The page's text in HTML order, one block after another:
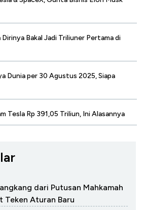
Bakal Jadi Triliuner Pertama di
Dunia per 30 Agustus 2025, Siapa
Tesla Rp 391,05 Triliun, Ini Alasannya
dari Putusan Mahkamah
Teken Aturan Baru